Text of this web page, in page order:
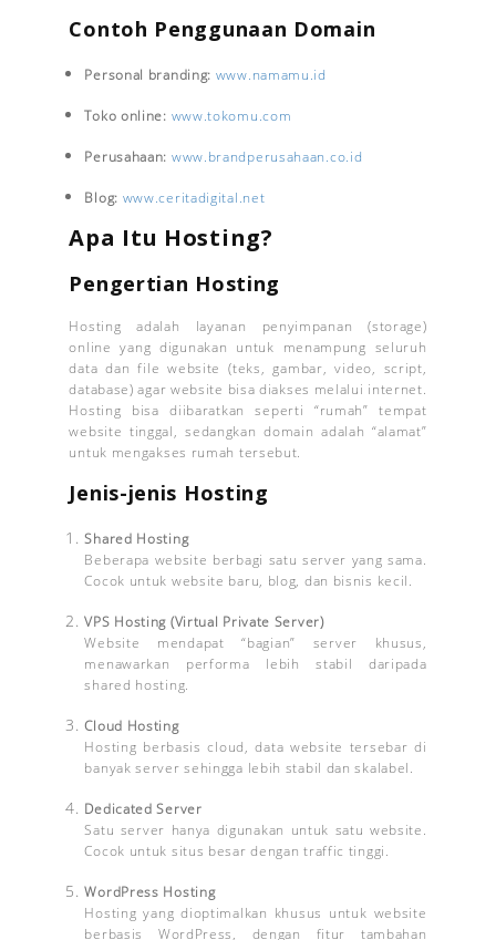
Contoh Penggunaan Domain
Personal branding: www.namamu.id
Toko online: www.tokomu.com
Perusahaan: www.brandperusahaan.co.id
Blog: www.ceritadigital.net
Apa Itu Hosting?
Pengertian Hosting
Hosting adalah layanan penyimpanan (storage)
online yang digunakan untuk menampung seluruh
data dan file website (teks, gambar, video, script,
database) agar website bisa diakses melalui internet.
Hosting bisa diibaratkan seperti “rumah” tempat
website tinggal, sedangkan domain adalah “alamat”
untuk mengakses rumah tersebut.
Jenis-jenis Hosting
Shared Hosting
Beberapa website berbagi satu server yang sama.
Cocok untuk website baru, blog, dan bisnis kecil.
VPS Hosting (Virtual Private Server)
Website mendapat “bagian” server khusus,
menawarkan performa lebih stabil daripada
shared hosting.
Cloud Hosting
Hosting berbasis cloud, data website tersebar di
banyak server sehingga lebih stabil dan skalabel.
Dedicated Server
Satu server hanya digunakan untuk satu website.
Cocok untuk situs besar dengan traffic tinggi.
WordPress Hosting
Hosting yang dioptimalkan khusus untuk website
berbasis WordPress, dengan fitur tambahan